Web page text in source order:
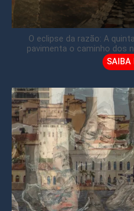
O eclipse da razão: A
pavimenta o caminho dos
SAIBA